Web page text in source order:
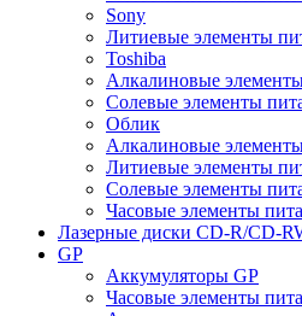
Sony
Литиевые элементы
Toshiba
Алкалиновые
Солевые элементы
Облик
Алкалиновые
Литиевые элементы
Солевые элементы
Часовые элементы
Лазерные диски CD-R/CD-
GP
Аккумуляторы GP
Часовые элементы